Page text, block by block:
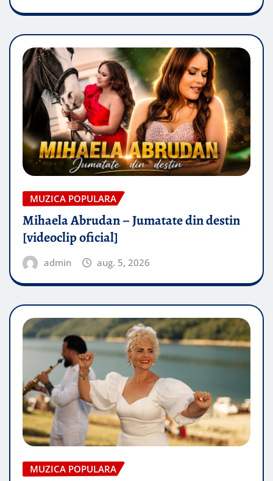
MUZICA POPULARA
Mihaela Abrudan – Jumatate din destin
[videoclip oficial]
admin aug. 5, 2026
MUZICA POPULARA